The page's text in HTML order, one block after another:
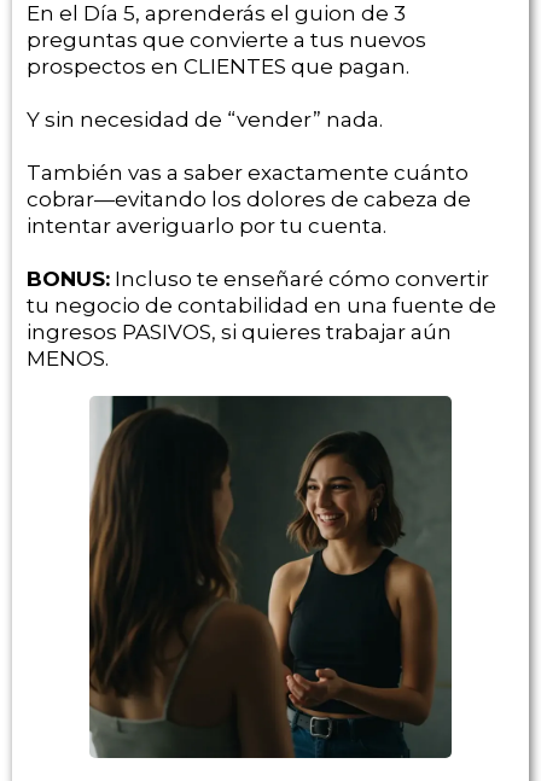
En el Día 5, aprenderás el guion de 3
preguntas que convierte a tus nuevos
prospectos en CLIENTES que pagan.
Y sin necesidad de “vender” nada.
También vas a saber exactamente cuánto
cobrar—evitando los dolores de cabeza de
intentar averiguarlo por tu cuenta.
BONUS: Incluso te enseñaré cómo convertir
tu negocio de contabilidad en una fuente de
ingresos PASIVOS, si quieres trabajar aún
MENOS.